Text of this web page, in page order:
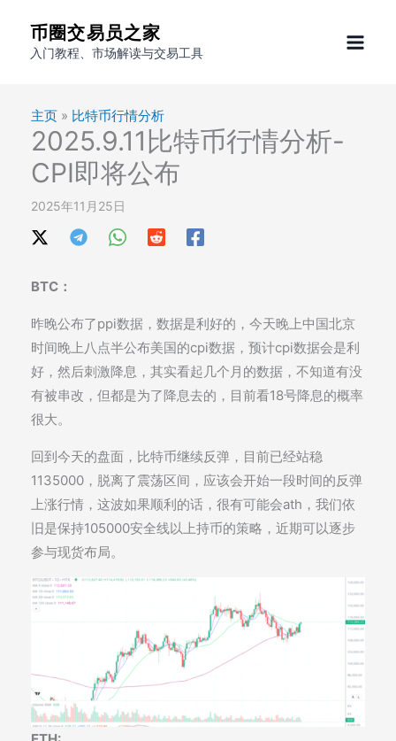
币圈交易员之家
入门教程、市场解读与交易工具
主页 » 比特币行情分析
2025.9.11比特币行情分析-
CPI即将公布
2025年11月25日
BTC：
昨晚公布了ppi数据，数据是利好的，今天晚上中国北京
时间晚上八点半公布美国的cpi数据，预计cpi数据会是利
好，然后刺激降息，其实看起几个月的数据，不知道有没
有被串改，但都是为了降息去的，目前看18号降息的概率
很大。
回到今天的盘面，比特币继续反弹，目前已经站稳
1135000，脱离了震荡区间，应该会开始一段时间的反弹
上涨行情，这波如果顺利的话，很有可能会ath，我们依
旧是保持105000安全线以上持币的策略，近期可以逐步
参与现货布局。